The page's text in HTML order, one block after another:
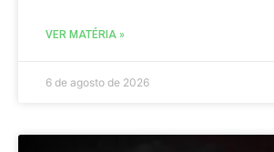
VER MATÉRIA »
6 de agosto de 2026